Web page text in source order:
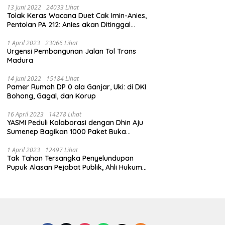
13 Juni 2022 24033 Lihat
Tolak Keras Wacana Duet Cak Imin-Anies,
Pentolan PA 212: Anies akan Ditinggal
1 April 2023 23066 Lihat
Urgensi Pembangunan Jalan Tol Trans
Madura
14 Juni 2022 15184 Lihat
Pamer Rumah DP 0 ala Ganjar, Uki: di DKI
Bohong, Gagal, dan Korup
16 April 2023 14278 Lihat
YASMI Peduli Kolaborasi dengan Dhin Aju
Sumenep Bagikan 1000 Paket Buka
1 April 2023 12497 Lihat
Tak Tahan Tersangka Penyelundupan
Pupuk Alasan Pejabat Publik, Ahli Hukum